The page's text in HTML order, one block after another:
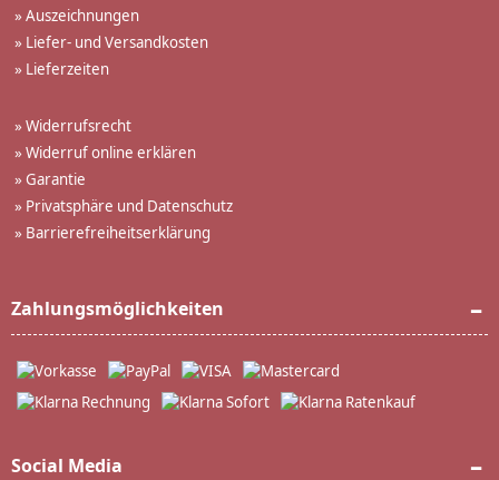
» Auszeichnungen
» Liefer- und Versandkosten
» Lieferzeiten
» Widerrufsrecht
» Widerruf online erklären
» Garantie
» Privatsphäre und Datenschutz
» Barrierefreiheitserklärung
Zahlungsmöglichkeiten
Social Media